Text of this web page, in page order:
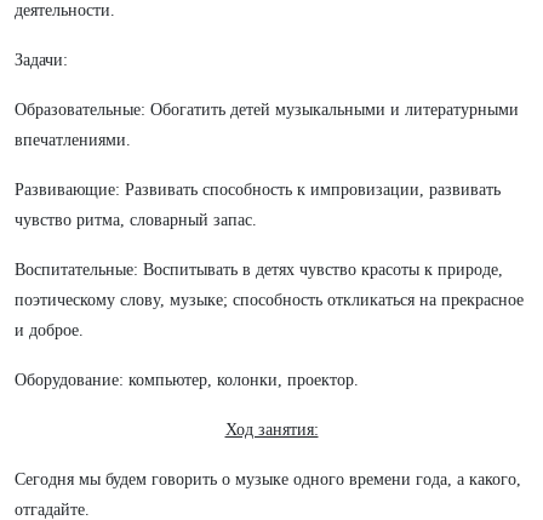
деятельности.
Задачи:
Образовательные: Обогатить детей музыкальными и литературными
впечатлениями.
Развивающие: Развивать способность к импровизации, развивать
чувство ритма, словарный запас.
Воспитательные: Воспитывать в детях чувство красоты к природе,
поэтическому слову, музыке; способность откликаться на прекрасное
и доброе.
Оборудование: компьютер, колонки, проектор.
Ход занятия:
Сегодня мы будем говорить о музыке одного времени года, а какого,
отгадайте.